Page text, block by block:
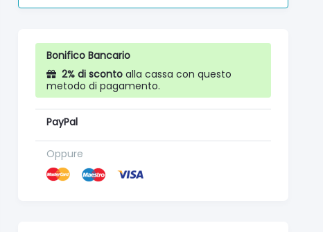
Bonifico Bancario
2% di sconto alla cassa con questo
metodo di pagamento.
PayPal
Oppure